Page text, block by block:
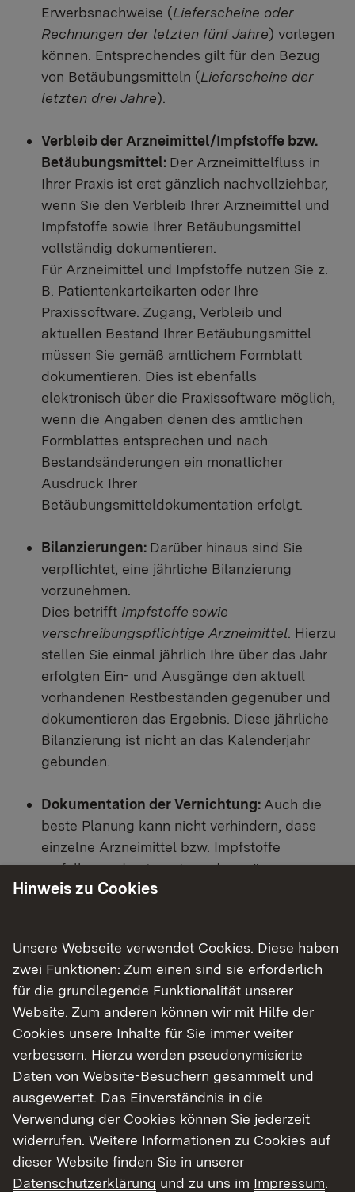
Erwerbsnachweise (Lieferscheine oder
Rechnungen der letzten fünf Jahre) vorlegen
können. Entsprechendes gilt für den Bezug
von Betäubungsmitteln (Lieferscheine der
letzten drei Jahre).
Verbleib der Arzneimittel/Impfstoffe bzw.
Betäubungsmittel: Der Arzneimittelfluss in
Ihrer Praxis ist erst gänzlich nachvollziehbar,
wenn Sie den Verbleib Ihrer Arzneimittel und
Impfstoffe sowie Ihrer Betäubungsmittel
vollständig dokumentieren.
Für Arzneimittel und Impfstoffe nutzen Sie z.
B. Patientenkarteikarten oder Ihre
Praxissoftware. Zugang, Verbleib und
aktuellen Bestand Ihrer Betäubungsmittel
müssen Sie gemäß amtlichem Formblatt
dokumentieren. Dies ist ebenfalls
elektronisch über die Praxissoftware möglich,
wenn die Angaben denen des amtlichen
Formblattes entsprechen und nach
Bestandsänderungen ein monatlicher
Ausdruck Ihrer
Betäubungsmitteldokumentation erfolgt.
Bilanzierungen: Darüber hinaus sind Sie
verpflichtet, eine jährliche Bilanzierung
vorzunehmen.
Dies betrifft Impfstoffe sowie
verschreibungspflichtige Arzneimittel . Hierzu
stellen Sie einmal jährlich Ihre über das Jahr
erfolgten Ein- und Ausgänge den aktuell
vorhandenen Restbeständen gegenüber und
dokumentieren das Ergebnis. Diese jährliche
Bilanzierung ist nicht an das Kalenderjahr
gebunden.
Dokumentation der Vernichtung: Auch die
beste Planung kann nicht verhindern, dass
einzelne Arzneimittel bzw. Impfstoffe
verfallen und entsorgt werden müssen.
Damit Sie deren Verbleib jedoch jederzeit
Fragen aufwirft – ist eineDokumentation der
Vernichtung (Arzneimittel-/Impfstoffname
und Menge)unabdingbar.
"AuA-Belege":In den Fällen, in denen Sie
oder Ihre angestellten Tierärztinnen und
Tierärzte Lebensmittel liefernde Tiere
behandeln, sindArzneimittelanwendungs-
und Abgabebelegeauszustellen (so
genannte AuA-Belege) und fünf Jahre
aufzubewahren.
Hinweis zu Cookies
Unsere Webseite verwendet Cookies. Diese haben
zwei Funktionen: Zum einen sind sie erforderlich
für die grundlegende Funktionalität unserer
Website. Zum anderen können wir mit Hilfe der
Cookies unsere Inhalte für Sie immer weiter
verbessern. Hierzu werden pseudonymisierte
Daten von Website-Besuchern gesammelt und
ausgewertet. Das Einverständnis in die
Verwendung der Cookies können Sie jederzeit
widerrufen. Weitere Informationen zu Cookies auf
dieser Website finden Sie in unserer
Datenschutzerklärung und zu uns im Impressum.